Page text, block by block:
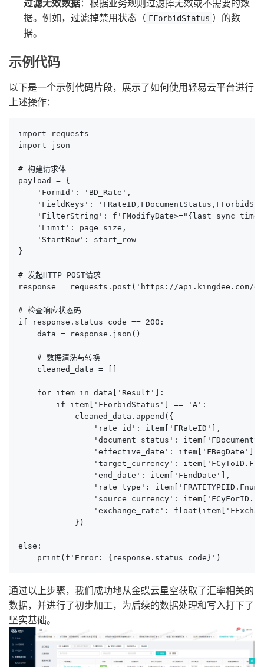
过滤无效数据：根据业务规则过滤掉无效或不需要的数
据。例如，过滤掉禁用状态（ FForbidStatus ）的数
据。
示例代码
以下是一个示例代码片段，展示了如何使用轻易云平台进行
上述操作：
import requests
import json
# 构建请求体
payload = {
    'FormId': 'BD_Rate',
'FieldKeys':
'FilterString':
    'Limit': page_size,
    'StartRow': start_row
}
# 发起HTTP POST请求
response = requests.post('https://api.kingdee.com/
# 检查响应状态码
if response.status_code == 200:
    data = response.json()
    # 数据清洗与转换
    cleaned_data = []
    for item in data['Result']:
        if item['FForbidStatus'] == 'A':
            cleaned_data.append({
                'rate_id': item['FRateID'],
'document_status':
                'effective_date': item['FBegDate'],
'target_currency':
                'end_date': item['FEndDate'],
'rate_type':
'source_currency':
'exchange_rate':
            })
else:
    print(f'Error: {response.status_code}')
通过以上步骤，我们成功地从金蝶云星空获取了汇率相关的
数据，并进行了初步加工，为后续的数据处理和写入打下了
坚实基础。